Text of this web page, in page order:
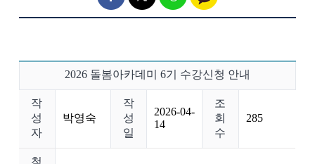
2026 돌봄아카데미 6기 수강신청 안내
작
성
자
박영숙
작
성
일
2026-04-
14
조
회
수
285
첨